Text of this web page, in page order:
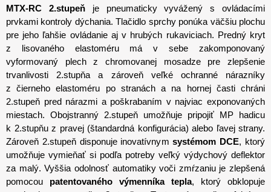
MTX-RC 2.stupeň je pneumaticky vyvážený s ovládacími
prvkami kontroly dýchania. Tlačidlo sprchy ponúka väčšiu plochu
pre jeho ľahšie ovládanie aj v hrubých rukaviciach. Predný kryt
z lisovaného elastoméru má v sebe zakomponovaný
vyformovaný plech z chromovanej mosadze pre zlepšenie
trvanlivosti 2.stupňa a zároveň veľké ochranné nárazníky
z čierneho elastoméru po stranách a na hornej časti chráni
2.stupeň pred nárazmi a poškrabaním v najviac exponovaných
miestach. Obojstranný 2.stupeň umožňuje pripojiť MP hadicu
k 2.stupňu z pravej (štandardná konfigurácia) alebo ľavej strany.
Zároveň 2.stupeň disponuje inovatívnymsystémom DCE, ktorý
umožňuje vymieňať si podľa potreby veľký výdychový deflektor
za malý. Vyššia odolnosť automatiky voči zmŕzaniu je zlepšená
pomocou patentovaného výmenníka tepla, ktorý obklopuje